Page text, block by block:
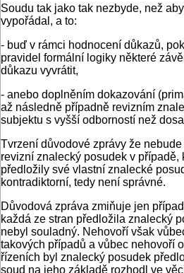
Soudu tak jako tak nezbyde, než
vypořádal, a to:
- buď v rámci hodnocení důkazů,
pravidel formální logiky některé
důkazu vyvrátit,
- anebo doplněním dokazování
až následně případně revizním
subjektu s vyšší odborností než
Tvrzení důvodové zprávy že
revizní znalecký posudek v případě,
předložily své vlastní znalecké
kontradiktorní, tedy není správné.
Důvodová zpráva zmiňuje jen
každá ze stran předložila znalecký
nebyl souladný. Nehovoří však
takových případů a vůbec nehovoří
řízeních byl znalecký posudek
soud na jeho základě rozhodl ve